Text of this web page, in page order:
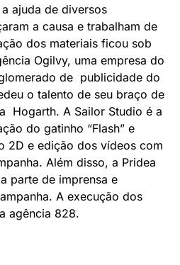
ajuda de diversos
a causa e trabalham de
dos materiais ficou sob
Ogilvy, uma empresa do
de publicidade do
o talento de seu braço de
Hogarth. A Sailor Studio é a
do gatinho “Flash” e
2D e edição dos vídeos com
Além disso, a Pridea
parte de imprensa e
A execução dos
agência 828.